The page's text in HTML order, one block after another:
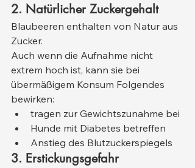
2. Natürlicher Zuckergehalt
Blaubeeren enthalten von Natur aus
Zucker.
Auch wenn die Aufnahme nicht
extrem hoch ist, kann sie bei
übermäßigem Konsum Folgendes
bewirken:
tragen zur Gewichtszunahme bei
Hunde mit Diabetes betreffen
Anstieg des Blutzuckerspiegels
3. Erstickungsgefahr